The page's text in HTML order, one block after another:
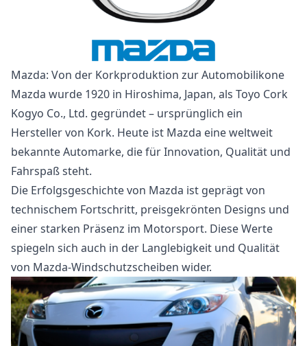
Mazda: Von der Korkproduktion zur Automobilikone
Mazda wurde 1920 in Hiroshima, Japan, als Toyo Cork
Kogyo Co., Ltd. gegründet – ursprünglich ein
Hersteller von Kork. Heute ist Mazda eine weltweit
bekannte Automarke, die für Innovation, Qualität und
Fahrspaß steht.
Die Erfolgsgeschichte von Mazda ist geprägt von
technischem Fortschritt, preisgekrönten Designs und
einer starken Präsenz im Motorsport. Diese Werte
spiegeln sich auch in der Langlebigkeit und Qualität
von Mazda-Windschutzscheiben wider.